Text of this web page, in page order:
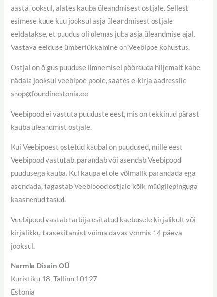
aasta jooksul, alates kauba üleandmisest ostjale. Sellest
esimese kuue kuu jooksul asja üleandmisest ostjale
eeldatakse, et puudus oli olemas juba asja üleandmise ajal.
Vastava eelduse ümberlükkamine on Veebipoe kohustus.
Ostjal on õigus puuduse ilmnemisel pöörduda hiljemalt kahe
nädala jooksul veebipoe poole, saates e-kirja aadressile
shop@foundinestonia.ee
Veebipood ei vastuta puuduste eest, mis on tekkinud pärast
kauba üleandmist ostjale.
Kui Veebipoest ostetud kaubal on puudused, mille eest
Veebipood vastutab, parandab või asendab Veebipood
puudusega kauba. Kui kaupa ei ole võimalik parandada ega
asendada, tagastab Veebipood ostjale kõik müügilepinguga
kaasnenud tasud.
Veebipood vastab tarbija esitatud kaebusele kirjalikult või
kirjalikku taasesitamist võimaldavas vormis 14 päeva
jooksul.
Narmla Disain OÜ
Kuristiku 18, Tallinn 10127
Estonia